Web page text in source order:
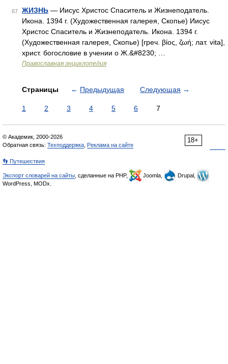
67 ЖИЗНЬ — Иисус Христос Спаситель и Жизнеподатель.
Икона. 1394 г. (Художественная галерея, Скопье) Иисус
Христос Спаситель и Жизнеподатель. Икона. 1394 г.
(Художественная галерея, Скопье) [греч. βίος, ζωή; лат. vita],
христ. богословие в учении о Ж.&#8230; …
Православная энциклопедия
Страницы ← Предыдущая Следующая →
1 2 3 4 5 6 7
18+
© Академик, 2000-2026
Обратная связь: Техподдержка Реклама на сайте
👣 Путешествия
Экспорт словарей на сайты , сделанные на PHP, Joomla,
Drupal,
WordPress, MODx.